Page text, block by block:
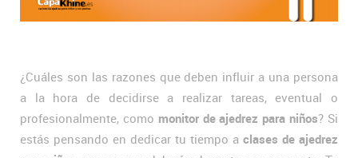
¿Cuáles son las razones que deben influir a una persona
a la hora de decidirse a realizar tareas, eventual o
profesionalmente, como monitor de ajedrez para niños? Si
estás pensando en dedicar tu tiempo a clases de ajedrez